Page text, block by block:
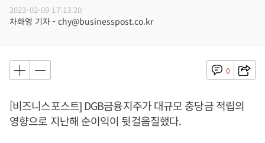
2023-02-09 17:13:20
차화영 기자 - chy@businesspost.co.kr
0
[비즈니스포스트] DGB금융지주가 대규모 충당금 적립의
영향으로 지난해 순이익이 뒷걸음질했다.